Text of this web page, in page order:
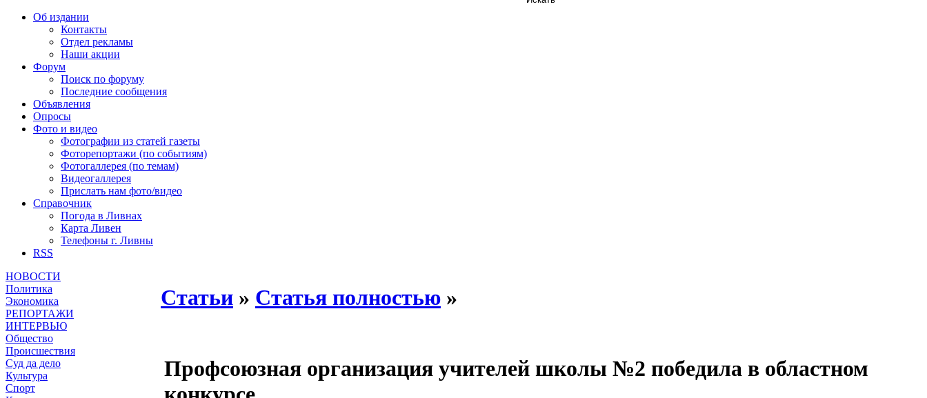
Об издании
Контакты
Отдел рекламы
Наши акции
Форум
Поиск по форуму
Последние сообщения
Объявления
Опросы
Фото и видео
Фотографии из статей газеты
Фоторепортажи (по событиям)
Фотогаллерея (по темам)
Видеогаллерея
Прислать нам фото/видео
Справочник
Погода в Ливнах
Карта Ливен
Телефоны г. Ливны
RSS
НОВОСТИ
Политика
Экономика
РЕПОРТАЖИ
ИНТЕРВЬЮ
Общество
Происшествия
Суд да дело
Культура
Спорт
Статьи » Статья полностью »
Профсоюзная организация учителей школы №2 победила в областном